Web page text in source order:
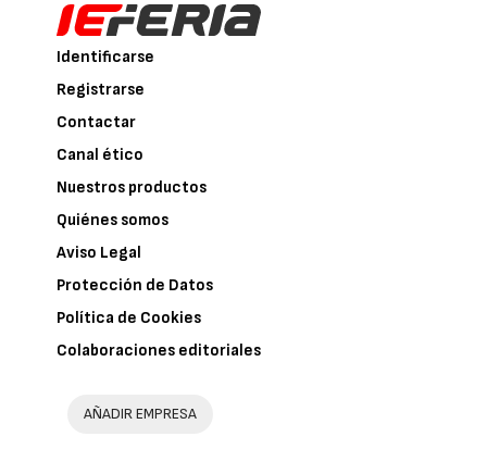
Identificarse
Registrarse
Contactar
Canal ético
Nuestros productos
Quiénes somos
Aviso Legal
Protección de Datos
Política de Cookies
Colaboraciones editoriales
AÑADIR EMPRESA